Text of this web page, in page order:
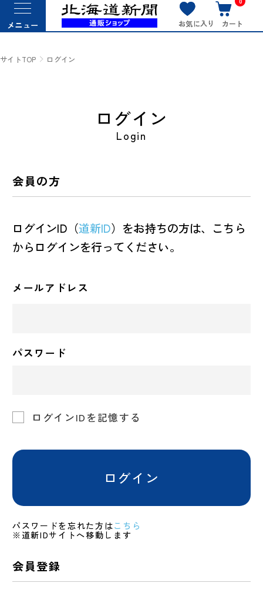
メニュー お気に入り カート
サイトTOP ログイン
ログイン
Login
会員の方
ログインID（道新ID）をお持ちの方は、こちら
からログインを行ってください。
メールアドレス
パスワード
ログインIDを記憶する
ログイン
パスワードを忘れた方はこちら
※道新IDサイトへ移動します
会員登録